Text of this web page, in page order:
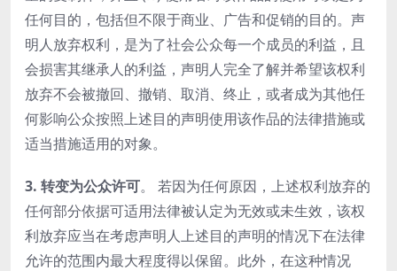
任何目的，包括但不限于商业、广告和促销的目的。声
明人放弃权利，是为了社会公众每一个成员的利益，且
会损害其继承人的利益，声明人完全了解并希望该权利
放弃不会被撤回、撤销、取消、终止，或者成为其他任
何影响公众按照上述目的声明使用该作品的法律措施或
适当措施适用的对象。
3. 转变为公众许可。 若因为任何原因，上述权利放弃的
任何部分依据可适用法律被认定为无效或未生效，该权
利放弃应当在考虑声明人上述目的声明的情况下在法律
允许的范围内最大程度得以保留。此外，在这种情况